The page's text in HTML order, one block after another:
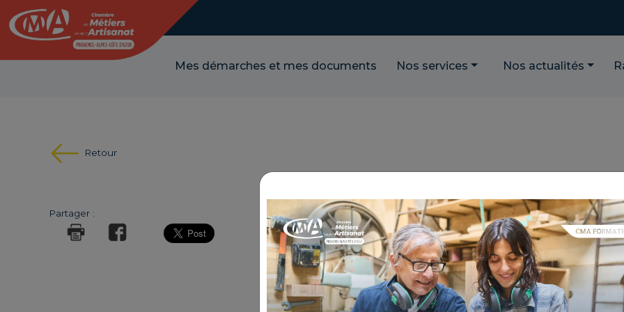
Mes démarches et mes documents Nos services Nos actualités
Retour
Partager :
MONTEZ, DÉMONTEZ, RÉALISEZ
ÉCHAFAUDAGES DE PIED
RÉFÉRENCE : 3.5.143
THÉMATIQUE : BIEN GÉRER MON ACTIVITÉ
Panneau de gestion des cookies